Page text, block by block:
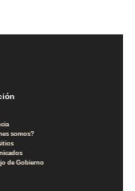
somos?
de Gobierno